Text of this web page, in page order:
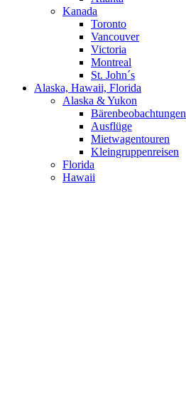
Kanada
Toronto
Vancouver
Victoria
Montreal
St. John´s
Alaska, Hawaii, Florida
Alaska & Yukon
Bärenbeobachtungen
Ausflüge
Mietwagentouren
Kleingruppenreisen
Florida
Hawaii